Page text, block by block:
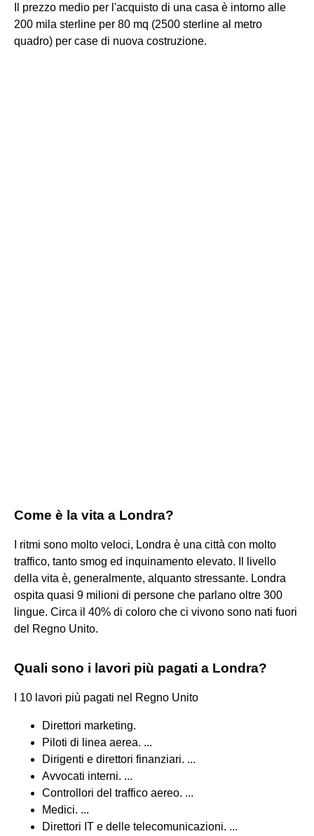
Il prezzo medio per l'acquisto di una casa è intorno alle
200 mila sterline per 80 mq (2500 sterline al metro
quadro) per case di nuova costruzione.
Come è la vita a Londra?
I ritmi sono molto veloci, Londra è una città con molto
traffico, tanto smog ed inquinamento elevato. Il livello
della vita è, generalmente, alquanto stressante. Londra
ospita quasi 9 milioni di persone che parlano oltre 300
lingue. Circa il 40% di coloro che ci vivono sono nati fuori
del Regno Unito.
Quali sono i lavori più pagati a Londra?
I 10 lavori più pagati nel Regno Unito
Direttori marketing.
Piloti di linea aerea. ...
Dirigenti e direttori finanziari. ...
Avvocati interni. ...
Controllori del traffico aereo. ...
Medici. ...
Direttori IT e delle telecomunicazioni. ...